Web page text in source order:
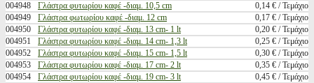
004948
Γλάστρα φυτωρίου καφέ -διαμ. 10,5 cm
0,14 € / Τεμάχιο
004949
Γλάστρα φωτωρίου καφέ -διαμ. 12 cm
0,17 € / Τεμάχιο
004950
Γλάστρα φυτωρίου καφέ -διαμ. 13 cm- 1 lt
0,20 € / Τεμάχιο
004951
Γλάστρα φυτωρίου καφέ -διαμ. 14 cm- 1,3 lt
0,25 € / Τεμάχιο
004952
Γλάστρα φυτωρίου καφέ -διαμ. 15 cm- 1,5 lt
0,30 € / Τεμάχιο
004953
Γλάστρα φυτωρίου καφέ -διαμ. 17 cm- 2 lt
0,35 € / Τεμάχιο
004954
Γλάστρα φυτωρίου καφέ -διαμ. 19 cm- 3 lt
0,45 € / Τεμάχιο